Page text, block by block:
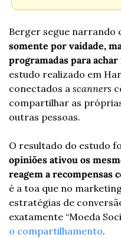
Berger segue narrando
somente por vaidade,
programadas para
estudo realizado em
conectados a scanners
compartilhar as
outras pessoas.
O resultado do estudo
opiniões ativou os
reagem a recompensas
é a toa que no
estratégias de
exatamente “Moeda
o compartilhamento.